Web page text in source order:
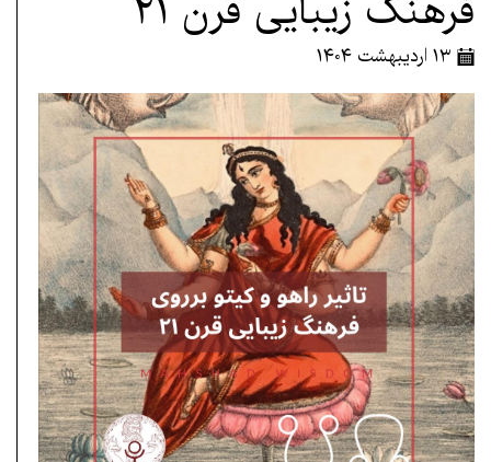
۱۳ اردیبهشت ۱۴۰۴